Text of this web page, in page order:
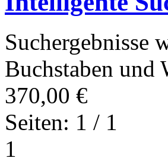
Suchergebnisse
Buchstaben und
370,00 €
Seiten: 1 / 1
1